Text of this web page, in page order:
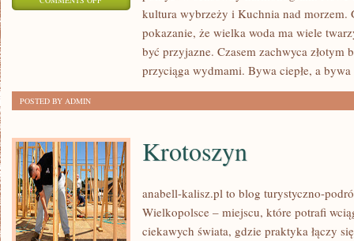
kultura wybrzeży i Kuchnia nad morzem.
pokazanie, że wielka woda ma wiele
być przyjazne. Czasem zachwyca złotym
przyciąga wydmami. Bywa ciepłe, a bywa
POSTED BY ADMIN
Krotoszyn
anabell-kalisz.pl to blog turystyczno-
Wielkopolsce – miejscu, które potrafi
ciekawych świata, gdzie praktyka łączy